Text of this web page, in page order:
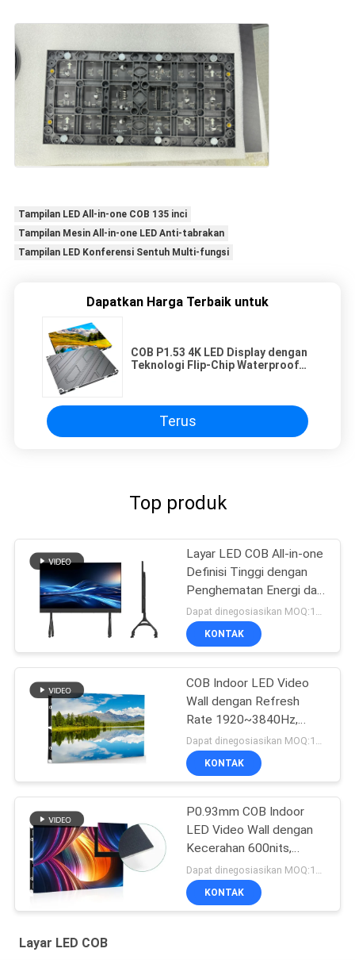
Tampilan LED All-in-one COB 135 inci
Tampilan Mesin All-in-one LED Anti-tabrakan
Tampilan LED Konferensi Sentuh Multi-fungsi
Dapatkan Harga Terbaik untuk
COB P1.53 4K LED Display dengan
Teknologi Flip-Chip Waterproof
Terus
Top produk
Layar LED COB All-in-one
Definisi Tinggi dengan
Penghematan Energi dan
Pemutaran Gambar dan
Video Dinamis
Dapat dinegosiasikan MOQ:10 meter persegi
KONTAK
COB Indoor LED Video
Wall dengan Refresh
Rate 1920~3840Hz,
Angle Viewing 160°, dan
Pixel Pitch 0,78mm untuk
High-Density Display
Dapat dinegosiasikan MOQ:10 meter persegi
KONTAK
P0.93mm COB Indoor
LED Video Wall dengan
Kecerahan 600nits,
Tingkat Refresh 3840Hz,
dan IP54 Washable
Surface
Dapat dinegosiasikan MOQ:10 meter persegi
KONTAK
Layar LED COB